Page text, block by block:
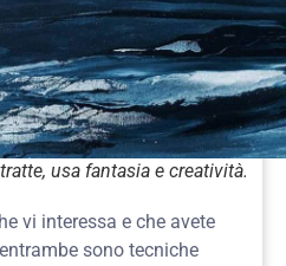
usa fantasia e creatività.
vi interessa e che avete
sono tecniche